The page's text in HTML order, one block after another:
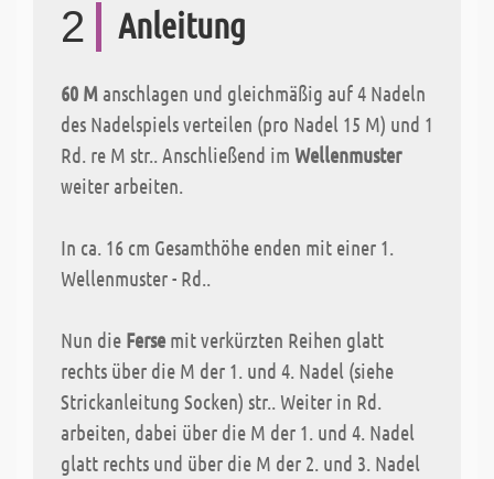
2 Anleitung
60 Manschlagen und gleichmäßig auf 4 Nadeln
des Nadelspiels verteilen (pro Nadel 15 M) und 1
Rd. re M str.. Anschließend im Wellenmuster
weiter arbeiten.
In ca. 16 cm Gesamthöhe enden mit einer 1.
Wellenmuster - Rd..
Nun die Ferse mit verkürzten Reihen glatt
rechts über die M der 1. und 4. Nadel (siehe
Strickanleitung Socken) str.. Weiter in Rd.
arbeiten, dabei über die M der 1. und 4. Nadel
glatt rechts und über die M der 2. und 3. Nadel